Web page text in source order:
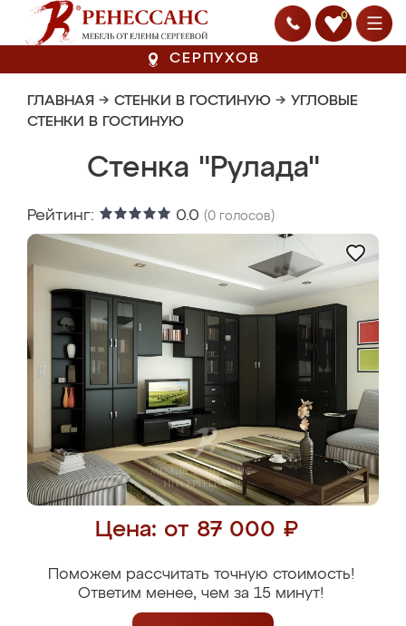
0
СЕРПУХОВ
ГЛАВНАЯ → СТЕНКИ В ГОСТИНУЮ → УГЛОВЫЕ
СТЕНКИ В ГОСТИНУЮ
Стенка "Рулада"
Рейтинг: 0.0 (0 голосов)
Цена: от 87 000 ₽
Поможем рассчитать точную стоимость!
Ответим менее, чем за 15 минут!